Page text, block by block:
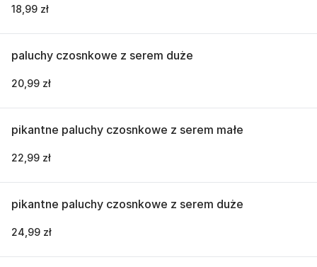
18,99 zł
paluchy czosnkowe z serem duże
20,99 zł
pikantne paluchy czosnkowe z serem małe
22,99 zł
pikantne paluchy czosnkowe z serem duże
24,99 zł